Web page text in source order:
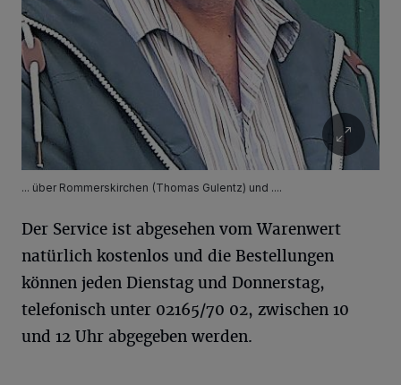
... über Rommerskirchen (Thomas Gulentz) und ....
Der Service ist abgesehen vom Warenwert
natürlich kostenlos und die Bestellungen
können jeden Dienstag und Donnerstag,
telefonisch unter 02165/70 02, zwischen 10
und 12 Uhr abgegeben werden.